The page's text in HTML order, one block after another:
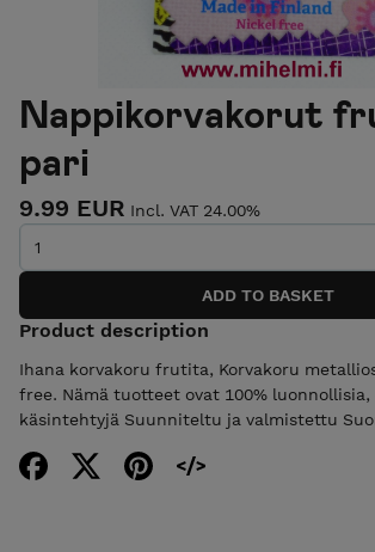
Nappikorvakorut
pari
9.99 EUR Incl. VAT 24.00%
Product description
Ihana korvakoru frutita, Korvakoru
free. Nämä tuotteet ovat 100% luonnollisia,
käsintehtyjä Suunniteltu ja valmistettu